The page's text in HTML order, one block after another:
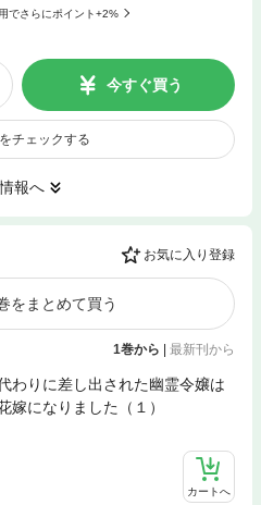
でさらにポイント+2%
今すぐ買う
チェックする
報へ
お気に入り登録
をまとめて買う
1巻から 最新刊から
わりに差し出された幽霊令嬢は
嫁になりました（１）
カートへ